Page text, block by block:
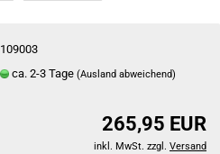
109003
ca. 2-3 Tage(Ausland abweichend)
265,95 EUR
inkl. MwSt. zzgl. Versand